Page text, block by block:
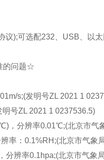
);可选配232、USB、以
的问题☆
s;(发明号ZL 2021 1
号ZL 2021 1 0237536.5)
分辨率0.01℃;(北京市气
：0.1%RH;(北京市气象
辨率0.1hpa;(北京市气象